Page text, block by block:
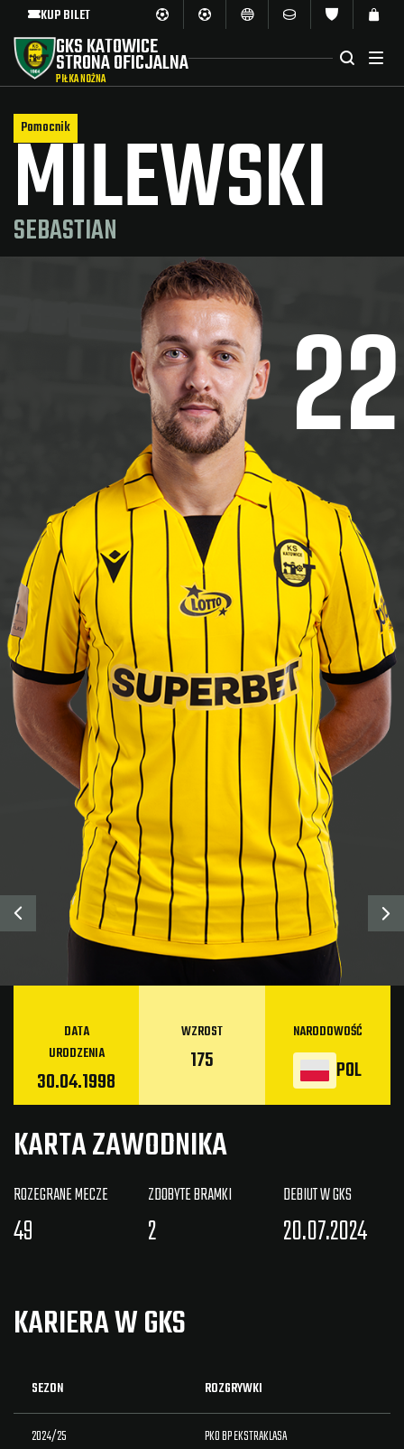
KUP BILET
GKS KATOWICE
STRONA OFICJALNA
PIŁKA NOŻNA
Pomocnik
MILEWSKI
SEBASTIAN
22
DATA
URODZENIA
30.04.1998
WZROST
175
NARODOWOŚĆ
POL
KARTA ZAWODNIKA
ROZEGRANE MECZE
49
ZDOBYTE BRAMKI
2
DEBIUT W GKS
20.07.2024
KARIERA W GKS
SEZON ROZGRYWKI
2024/25 PKO BP EKSTRAKLASA